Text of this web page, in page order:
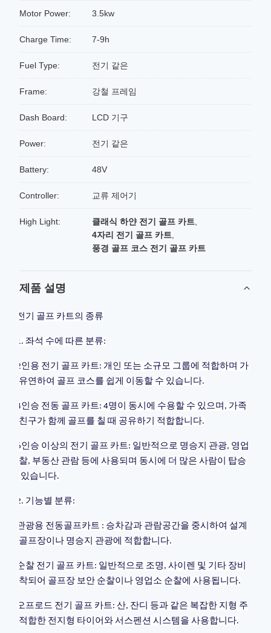
Motor Power: 3.5kw
Charge Time: 7-9h
Fuel Type: 전기 같은
Frame: 강철 프레임
Dash Board: LCD 기구
Power: 전기 같은
Battery: 48V
Controller: 교류 제어기
High Light: 클래식 하얀 전기 골프 카트
4자리 전기 골프 카트
풍경 골프 코스 전기 골프 카트
제품 설명
전기 골프 카트의 종류
1. 좌석 수에 따른 분류:
2인용 전기 골프 카트: 개인 또는 소규모 그룹에 적합하며 가
고 유연하여 골프 코스를 쉽게 이동할 수 있습니다.
4인승 전동 골프 카트: 4명이 동시에 수용할 수 있으며, 가족
나 친구가 함께 골프를 칠 때 공유하기 적합합니다.
6인승 이상의 전기 골프 카트: 일반적으로 명승지 관광, 영업
순찰, 부동산 관람 등에 사용되며 동시에 더 많은 사람이 탑승
수 있습니다.
2. 기능별 분류:
관광용 전동골프카트 : 승차감과 관람공간을 중시하여 설계
어 골프장이나 명승지 관광에 적합합니다.
순찰 전기 골프 카트: 일반적으로 조명, 사이렌 및 기타 장비
장착되어 골프장 보안 순찰이나 영업소 순찰에 사용됩니다.
오프로드 전기 골프 카트: 산, 잔디 등과 같은 복잡한 지형 주
에 적합한 전지형 타이어와 서스펜션 시스템을 사용합니다.